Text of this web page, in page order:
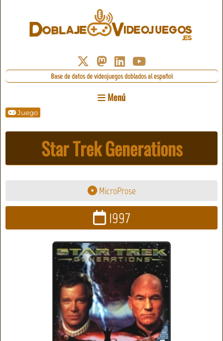
Base de datos de videojuegos doblados al español
Menú
Juego
Star Trek Generations
MicroProse
1997